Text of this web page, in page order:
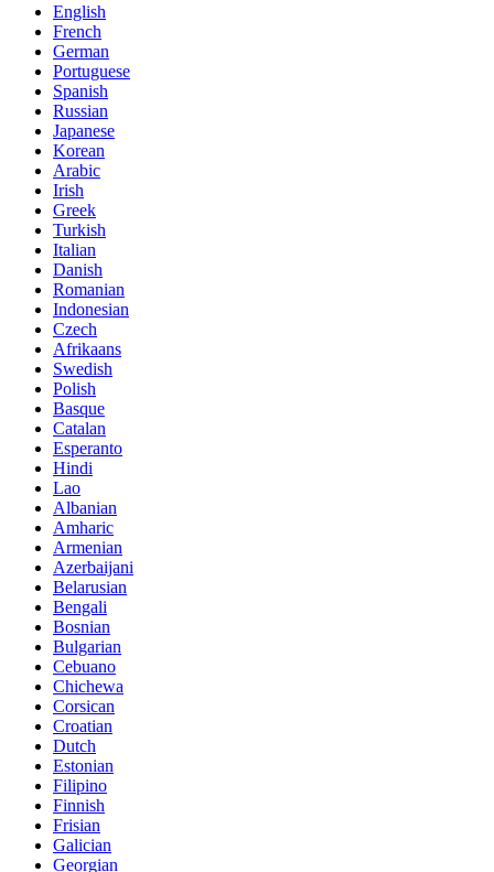
English
French
German
Portuguese
Spanish
Russian
Japanese
Korean
Arabic
Irish
Greek
Turkish
Italian
Danish
Romanian
Indonesian
Czech
Afrikaans
Swedish
Polish
Basque
Catalan
Esperanto
Hindi
Lao
Albanian
Amharic
Armenian
Azerbaijani
Belarusian
Bengali
Bosnian
Bulgarian
Cebuano
Chichewa
Corsican
Croatian
Dutch
Estonian
Filipino
Finnish
Frisian
Galician
Georgian